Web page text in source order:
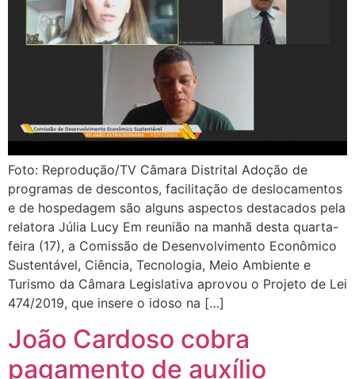
Foto: Reprodução/TV Câmara Distrital Adoção de
programas de descontos, facilitação de deslocamentos
e de hospedagem são alguns aspectos destacados pela
relatora Júlia Lucy Em reunião na manhã desta quarta-
feira (17), a Comissão de Desenvolvimento Econômico
Sustentável, Ciência, Tecnologia, Meio Ambiente e
Turismo da Câmara Legislativa aprovou o Projeto de Lei
474/2019, que insere o idoso na […]
João Cardoso cobra
pagamento de auxílio